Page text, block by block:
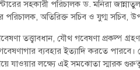
সহকারী পরিচালক ড. মনিরা
অতিরিক্ত সচিব ও যুগ্ম সচিব,
তত্ত্বাবধান, যৌথ গবেষণা প্রকল্প গ্রহণ
ব্যবহার ইত্যাদি করতে পারবে।
লক্ষ্যে এই সমঝোতা স্মারক